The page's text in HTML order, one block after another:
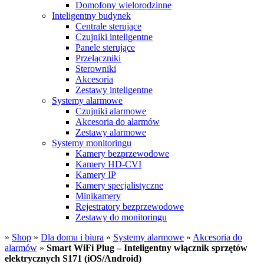
Domofony wielorodzinne
Inteligentny budynek
Centrale sterujące
Czujniki inteligentne
Panele sterujące
Przełączniki
Sterowniki
Akcesoria
Zestawy inteligentne
Systemy alarmowe
Czujniki alarmowe
Akcesoria do alarmów
Zestawy alarmowe
Systemy monitoringu
Kamery bezprzewodowe
Kamery HD-CVI
Kamery IP
Kamery specjalistyczne
Minikamery
Rejestratory bezprzewodowe
Zestawy do monitoringu
» Shop » Dla domu i biura » Systemy alarmowe » Akcesoria do
alarmów » Smart WiFi Plug – Inteligentny włącznik sprzętów
elektrycznych S171 (iOS/Android)